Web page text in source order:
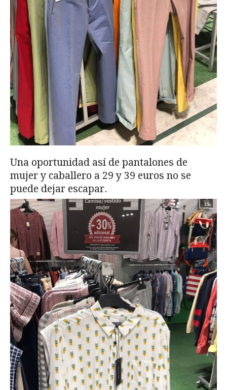
Una oportunidad así de pantalones de
mujer y caballero a 29 y 39 euros no se
puede dejar escapar.